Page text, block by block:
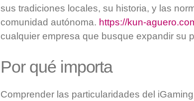
sus tradiciones locales, su historia, y las
comunidad autónoma. https://kun-
cualquier empresa que busque expandir su
Por qué importa
Comprender las particularidades del